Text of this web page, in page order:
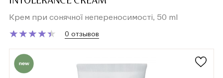
Крем при сонячної непереносимості, 50 ml
★
★★
★★
★★
★★
★ 0 отзывов